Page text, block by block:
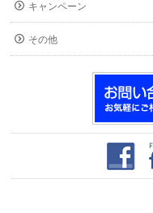
キャンペーン
その他